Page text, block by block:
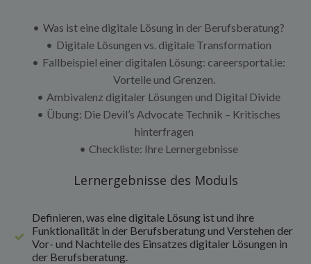
Was ist eine digitale Lösung in der Berufsberatung?
Digitale Lösungen vs. digitale Transformation
Fallbeispiel einer digitalen Lösung: careersportal.ie:
Vorteile und Grenzen.
Ambivalenz digitaler Lösungen und Digital Divide
Übung: Die Devil’s Advocate Technik – Kritisches
hinterfragen
Checkliste: Ihre Lernergebnisse
Lernergebnisse des Moduls
Definieren, was eine digitale Lösung ist und ihre
Funktionalität in der Berufsberatung und Verstehen der
Vor- und Nachteile des Einsatzes digitaler Lösungen in
der Berufsberatung.